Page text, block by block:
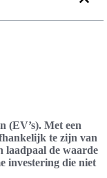
(EV’s). Met een
te zijn van
laadpaal de waarde
investering die niet